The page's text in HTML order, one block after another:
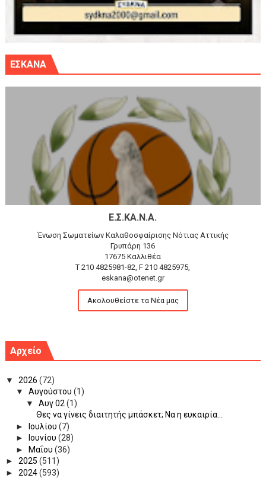
ΕΣΚΑΝΑ
Ε.Σ.ΚΑ.Ν.Α.
Ένωση Σωματείων Καλαθοσφαίρισης Νότιας Αττικής
Γρυπάρη 136
17675 Καλλιθέα
T 210 4825981-82, F 210 4825975,
eskana@otenet.gr
Ακολουθείστε τα Νέα μας
Αρχείο
▼ 2026 (72)
▼ Αυγούστου (1)
▼ Αυγ 02 (1)
Θες να γίνεις διαιτητής μπάσκετ; Να η ευκαιρία...
►
Ιουλίου (7)
►
Ιουνίου (28)
►
Μαΐου (36)
► 2025 (511)
► 2024(593)